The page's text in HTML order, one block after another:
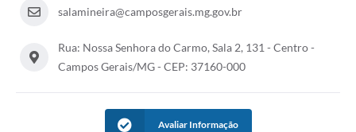
salamineira@camposgerais.mg.gov.br
Rua: Nossa Senhora do Carmo, Sala 2, 131 - Centro -
Campos Gerais/MG - CEP: 37160-000
Avaliar Informação